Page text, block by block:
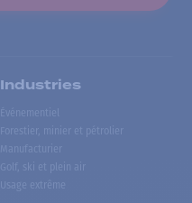
Industries
Événementiel
Forestier, minier et pétrolier
Manufacturier
Golf, ski et plein air
Usage extrême